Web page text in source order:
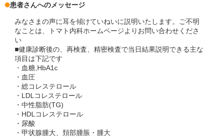
患者さんへのメッセージ
みなさまの声に耳を傾けていねいに説明いたします。ご不明
なことは、トマト内科ホームページよりお問い合わせくださ
い
■健康診断後の、再検査、精密検査で当日結果説明できる主な
項目は下記です
・血糖,HbA1c
・血圧
・総コレステロール
・LDLコレステロール
・中性脂肪(TG)
・HDLコレステロール
・尿酸
・甲状腺腫大、頚部腫脹・腫大